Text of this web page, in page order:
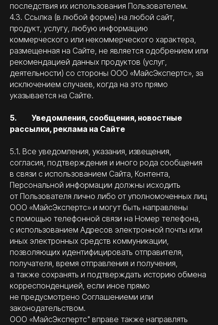
последствия их использования Пользователем.
4.3. Ссылка (в любой форме) на любой сайт,
продукт, услугу, любую информацию
коммерческого или некоммерческого характера,
размещенная на Сайте, не является одобрением или
рекомендацией данных продуктов (услуг,
деятельности) со стороны ООО «МайсЭкспертс», за
исключением случаев, когда на это прямо
указывается на Сайте.
5. Уведомления, сообщения, новостные
рассылки, реклама на Сайте
5.1. Все уведомления, указания, извещения,
согласия, подтверждения и иного рода сообщения
в связи с использованием Сайта, Контента,
Персональной информации должны исходить
от Пользователя лично либо от уполномоченных лиц
ООО «МайсЭкспертс» и могут быть направлены
с помощью телефонной связи на Номер телефона,
с использованием Адресов электронной почты или
иных электронных средств коммуникации,
позволяющих идентифицировать отправителя,
получателя, время отправления и получения,
а также сохранять и подтверждать историю обмена
корреспонденцией, если иное прямо
не предусмотрено Соглашениеми или
законодательством.
ООО «МайсЭкспертс" вправе также направлять